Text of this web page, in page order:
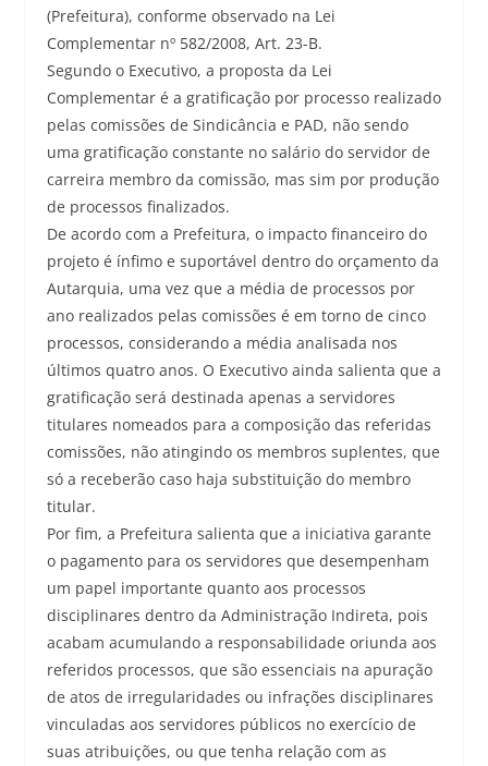
(Prefeitura), conforme observado na Lei
Complementar nº 582/2008, Art. 23-B.
Segundo o Executivo, a proposta da Lei
Complementar é a gratificação por processo realizado
pelas comissões de Sindicância e PAD, não sendo
uma gratificação constante no salário do servidor de
carreira membro da comissão, mas sim por produção
de processos finalizados.
De acordo com a Prefeitura, o impacto financeiro do
projeto é ínfimo e suportável dentro do orçamento da
Autarquia, uma vez que a média de processos por
ano realizados pelas comissões é em torno de cinco
processos, considerando a média analisada nos
últimos quatro anos. O Executivo ainda salienta que a
gratificação será destinada apenas a servidores
titulares nomeados para a composição das referidas
comissões, não atingindo os membros suplentes, que
só a receberão caso haja substituição do membro
titular.
Por fim, a Prefeitura salienta que a iniciativa garante
o pagamento para os servidores que desempenham
um papel importante quanto aos processos
disciplinares dentro da Administração Indireta, pois
acabam acumulando a responsabilidade oriunda aos
referidos processos, que são essenciais na apuração
de atos de irregularidades ou infrações disciplinares
vinculadas aos servidores públicos no exercício de
suas atribuições, ou que tenha relação com as